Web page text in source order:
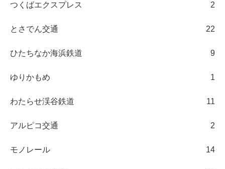
つくばエクスプレス 2
とさでん交通 22
ひたちなか海浜鉄道 9
ゆりかもめ 1
わたらせ渓谷鉄道 11
アルピコ交通 2
モノレール 14